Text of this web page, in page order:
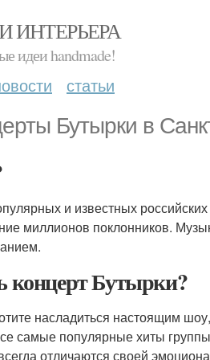
ИНТЕРЬЕРА
идеи handmade!
статьи
Бутырки в
и известных
миллионов поклонников.
концерт Бутырки?
насладиться настоящим
самые популярные хиты
отличаются своей